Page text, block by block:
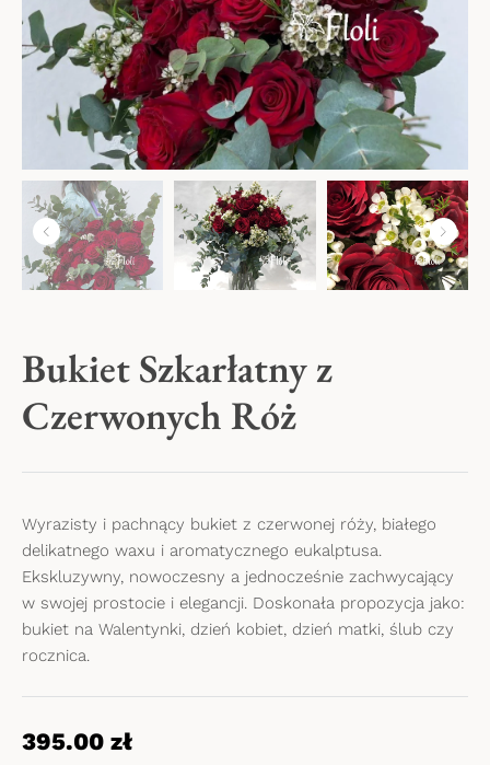
Bukiet Szkarłatny z
Czerwonych Róż
Wyrazisty i pachnący bukiet z czerwonej róży, białego
delikatnego waxu i aromatycznego eukalptusa.
Ekskluzywny, nowoczesny a jednocześnie zachwycający
w swojej prostocie i elegancji. Doskonała propozycja jako:
bukiet na Walentynki, dzień kobiet, dzień matki, ślub czy
rocznica.
395.00 zł
Kwiaty na Dzień Babci i Dziadka
Kwiaty na Walentynki
Dzień Kobiet
Kwiaty na Dzień Mamy
Kwiaty na Komunię